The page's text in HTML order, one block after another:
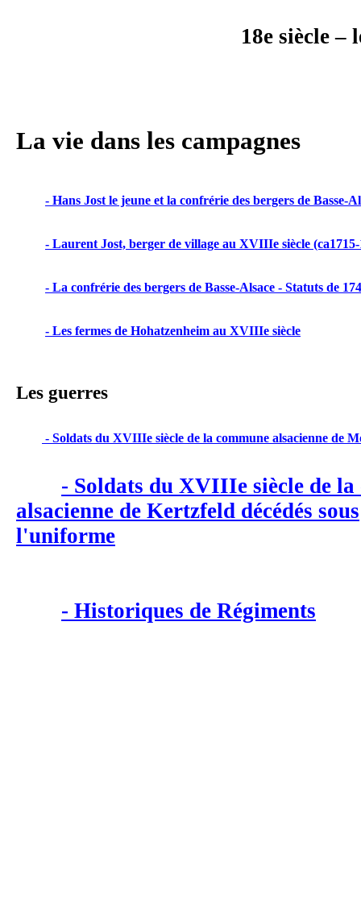
18e siècle –
La vie dans les campagnes
- Hans Jost le jeune et la confrérie des bergers de Basse-
- Laurent Jost, berger de village au XVIIIe siècle (ca1715-
- La confrérie des bergers de Basse-Alsace - Statuts de
- Les fermes de Hohatzenheim au XVIIIe siècle
Les guerres
- Soldats du XVIIIe siècle de la commune alsacienne de
- Soldats du XVIIIe siècle de la
alsacienne de Kertzfeld décédés sous
l'uniforme
- Historiques de Régiments